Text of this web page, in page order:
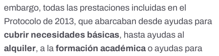
embargo, todas las prestaciones incluidas en el
Protocolo de 2013, que abarcaban desde ayudas para
cubrir necesidades básicas, hasta ayudas al
alquiler, a la formación académicao ayudas para